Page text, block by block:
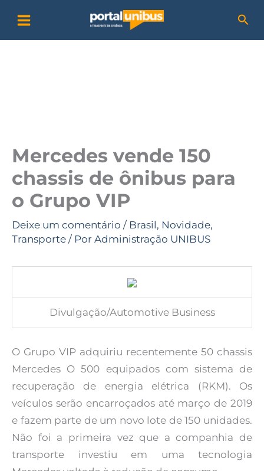
para
o
Mercedes vende 150
chassis de ônibus para
o Grupo VIP
Deixe um comentário / Brasil, Novidade,
Transporte / Por Administração UNIBUS
Divulgação/Automotive Business
O Grupo VIP adquiriu recentemente 50 chassis
Mercedes O 500 equipados com sistema de
recuperação de energia elétrica (RKM). Os
veículos serão encarroçados até março de 2019
e fazem parte de um novo lote de 150 unidades.
Não foi a primeira vez que a companhia de
transporte investiu em uma tecnologia
a